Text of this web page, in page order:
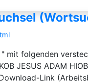
mit folgenden
JESUS ADAM
Link